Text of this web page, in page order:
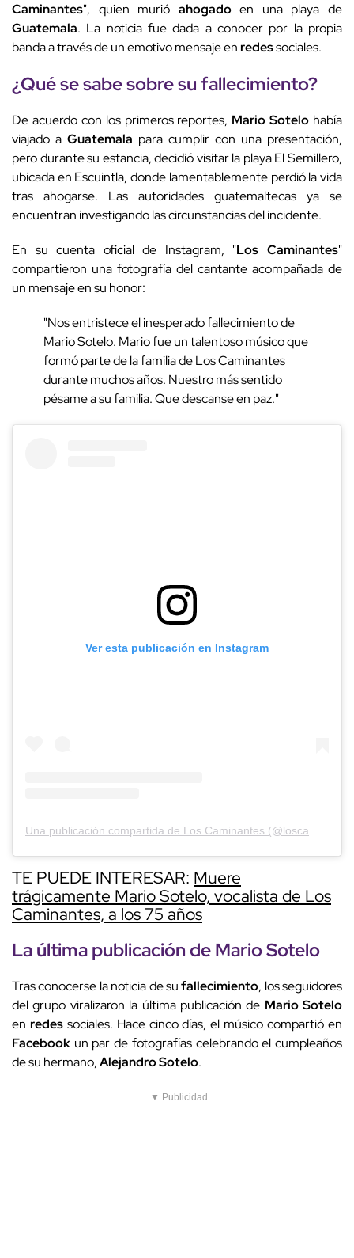
Caminantes", quien murió ahogadoen una playa de
Guatemala. La noticia fue dada a conocer por la propia
banda a través de un emotivo mensaje enredessociales.
¿Qué se sabe sobre sufallecimiento?
De acuerdo con los primeros reportes, Mario Sotelo había
viajado a Guatemala para cumplir con una presentación,
pero durante su estancia, decidió visitar la playa El Semillero,
ubicada en Escuintla, donde lamentablemente perdió la vida
tras ahogarse. Las autoridades guatemaltecas ya se
encuentran investigando las circunstancias del incidente.
En su cuenta oficial de Instagram, "Los Caminantes"
compartieron una fotografía del cantante acompañada de
un mensaje en su honor:
"Nos entristece el inesperado fallecimiento de
Mario Sotelo. Mario fue un talentoso músico que
formó parte de la familia de Los Caminantes
durante muchos años. Nuestro más sentido
pésame a su familia. Que descanse en paz."
Ver esta publicación en Instagram
TE PUEDE INTERESAR: Muere
trágicamente Mario Sotelo, vocalista de Los
Caminantes, a los 75 años
La última publicación deMarioSotelo
Tras conocerse la noticia de sufallecimiento, los seguidores
del grupo viralizaron la última publicación de Mario Sotelo
en redessociales. Hace cinco días, el músico compartió en
Facebook un par de fotografías celebrando el cumpleaños
de su hermano,Alejandro Sotelo.
▼ Publicidad